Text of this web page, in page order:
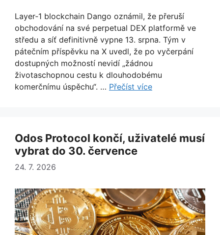
Layer‑1 blockchain Dango oznámil, že přeruší
obchodování na své perpetual DEX platformě ve
středu a síť definitivně vypne 13. srpna. Tým v
pátečním příspěvku na X uvedl, že po vyčerpání
dostupných možností nevidí „žádnou
životaschopnou cestu k dlouhodobému
komerčnímu úspěchu“. … Přečíst více
Odos Protocol končí, uživatelé musí
vybrat do 30. července
24. 7. 2026